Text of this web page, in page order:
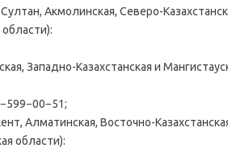
Акмолинская, Северо-
Западно-Казахстанская и
Алматинская, Восточно-
области):